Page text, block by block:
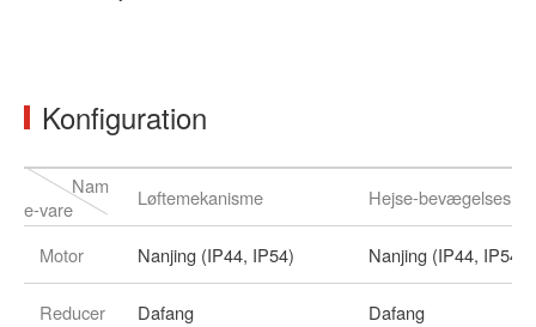
Konfiguration
Nam
e-vare
Løftemekanisme Hejse-
Motor Nanjing (IP44, IP54) Nanjing (IP44, IP54)
Reducer Dafang Dafang